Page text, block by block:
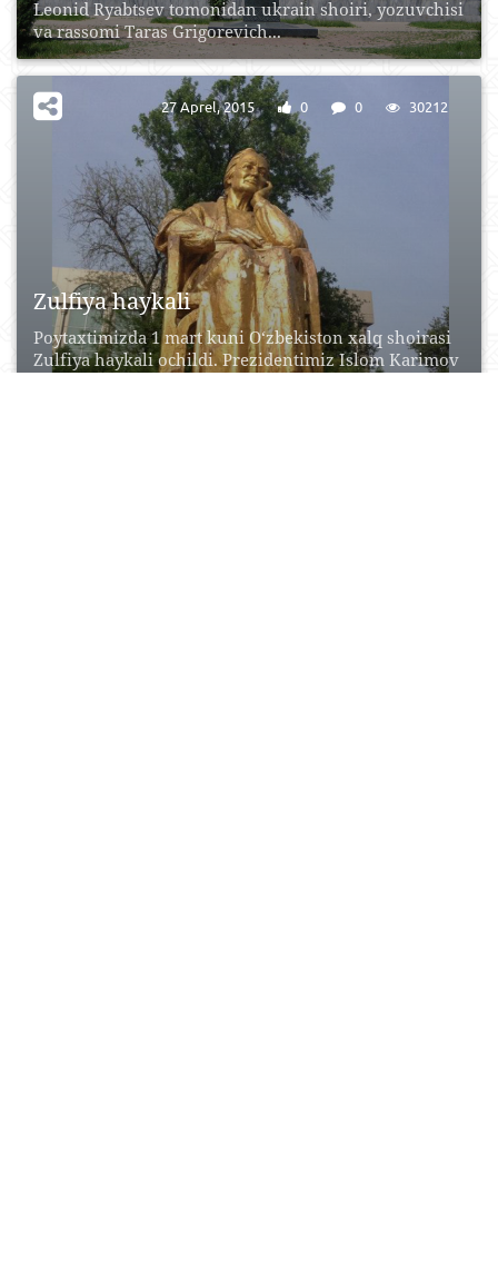
Leonid Ryabtsev tomonidan ukrain shoiri, yozuvchisi
va rassomi Taras Grigorevich...
Zulfiya haykali
Poytaxtimizda 1 mart kuni O‘zbekiston xalq shoirasi
Zulfiya haykali ochildi. Prezidentimiz Islom Karimov
27 Aprel, 2015 0 0 30212